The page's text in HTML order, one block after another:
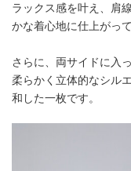
ラックス感を叶え、肩
かな着心地に仕上がって
さらに、両サイドに入
柔らかく立体的なシル
和した一枚です。